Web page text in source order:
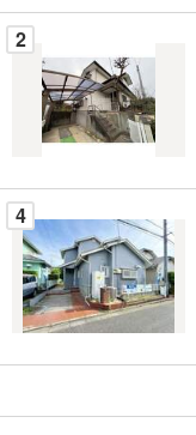
に
保
2
4